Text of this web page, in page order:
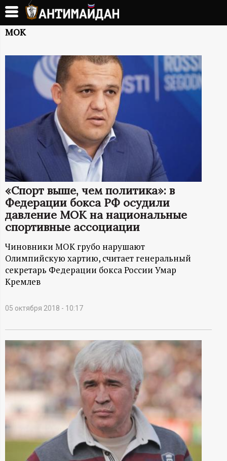
Перейти
основному
А
Н
М
А
Й
Д
А
Н
-
и
н
ф
о
р
м
а
МОК
«Спорт выше, чем политика»: в
Федерации бокса РФ осудили
давление МОК на национальные
спортивные ассоциации
Чиновники МОК грубо нарушают
Олимпийскую хартию, считает генеральный
секретарь Федерации бокса России Умар
Кремлев
05 октября 2018 - 10:17